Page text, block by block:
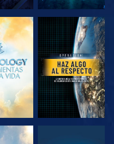
LAS
VE